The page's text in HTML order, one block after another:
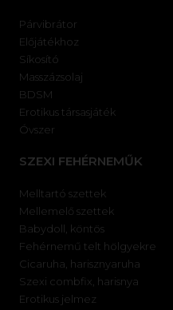
Párvibrátor
Előjátékhoz
Síkosító
Masszázsolaj
BDSM
Erotikus társasjáték
Óvszer
SZEXI FEHÉRNEMŰK
Melltartó szettek
Mellemelő szettek
Babydoll, köntös
Fehérnemű telt hölgyekre
Cicaruha, harisznyaruha
Szexi combfix, harisnya
Erotikus jelmez